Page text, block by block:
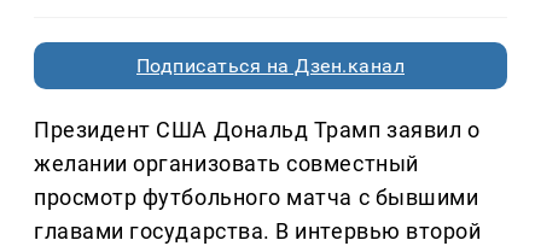
Подписаться на Дзен.канал
Президент США Дональд Трамп заявил о
желании организовать совместный
просмотр футбольного матча с бывшими
главами государства. В интервью второй